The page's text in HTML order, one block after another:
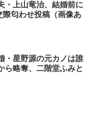
・上山竜治、結婚前に
際匂わせ投稿（画像あ
・星野源の元カノは誰
ら略奪、二階堂ふみと